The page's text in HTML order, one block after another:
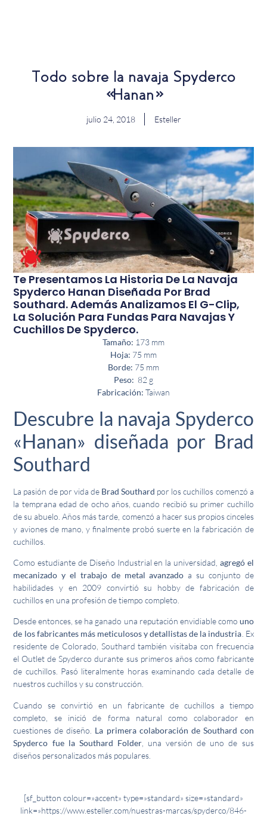
Todo sobre la navaja Spyderco
«Hanan»
julio 24, 2018 Esteller
Te Presentamos La Historia De La Navaja
Spyderco Hanan Diseñada Por Brad
Southard. Además Analizamos El G-Clip,
La Solución Para Fundas Para Navajas Y
Cuchillos De Spyderco.
Tamaño: 173 mm
Hoja: 75 mm
Borde: 75 mm
Peso: 82 g
Fabricación: Taiwan
Descubre la navaja Spyderco
«Hanan» diseñada por Brad
Southard
La pasión de por vida de Brad Southard por los cuchillos comenzó a
la temprana edad de ocho años, cuando recibió su primer cuchillo
de su abuelo. Años más tarde, comenzó a hacer sus propios cinceles
y aviones de mano, y finalmente probó suerte en la fabricación de
cuchillos.
Como estudiante de Diseño Industrial en la universidad, agregó el
mecanizado y el trabajo de metal avanzado a su conjunto de
habilidades y en 2009 convirtió su hobby de fabricación de
cuchillos en una profesión de tiempo completo.
Desde entonces, se ha ganado una reputación envidiable como uno
de los fabricantes más meticulosos y detallistas de la industria. Ex
residente de Colorado, Southard también visitaba con frecuencia
el Outlet de Spyderco durante sus primeros años como fabricante
de cuchillos. Pasó literalmente horas examinando cada detalle de
nuestros cuchillos y su construcción.
Cuando se convirtió en un fabricante de cuchillos a tiempo
completo, se inició de forma natural como colaborador en
cuestiones de diseño. La primera colaboración de Southard con
Spyderco fue la Southard Folder, una versión de uno de sus
diseños personalizados más populares.
[sf_button colour=»accent» type=»standard» size=»standard»
link=»https://www.esteller.com/nuestras-marcas/spyderco/846-